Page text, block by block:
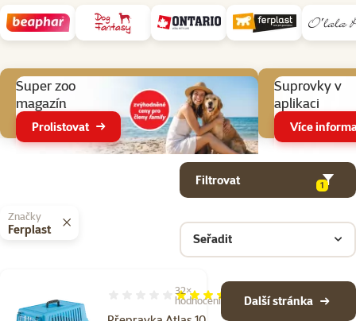
Super zoo
magazín
Prolistovat
Suprovky v
aplikaci
Více
Filtrovat
1
Značky
Ferplast
Seřadit
Produkty v kategorii Potřeby pro cestování se psem
Hodnocení 98%, počet hodnocení: 32
32×
hodnocení
Další stránka